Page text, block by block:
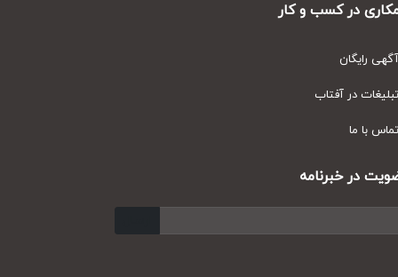
در کسب و کار
رایگان
در آفتاب
با ما
در خبرنامه